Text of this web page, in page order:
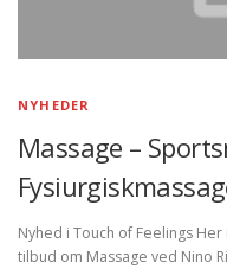
NYHEDER
Massage –
Nyhed i Touch of Feelings
tilbud om Massage ved Nino